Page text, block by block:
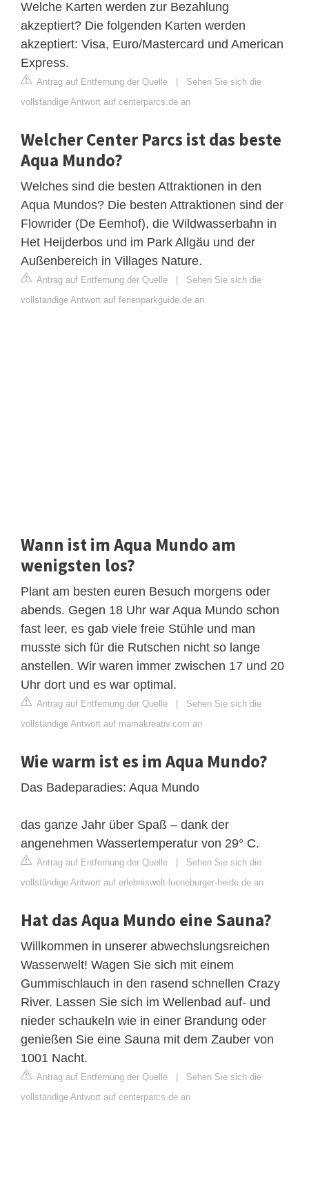
Welche Karten werden zur Bezahlung
akzeptiert? Die folgenden Karten werden
akzeptiert: Visa, Euro/Mastercard und American
Express.
Antrag auf Entfernung der Quelle | Sehen Sie sich die
vollständige Antwort auf centerparcs.de an
Welcher Center Parcs ist das beste
Aqua Mundo?
Welches sind die besten Attraktionen in den
Aqua Mundos? Die besten Attraktionen sind der
Flowrider (De Eemhof), die Wildwasserbahn in
Het Heijderbos und im Park Allgäu und der
Außenbereich in Villages Nature.
Antrag auf Entfernung der Quelle | Sehen Sie sich die
vollständige Antwort auf ferienparkguide.de an
Wann ist im Aqua Mundo am
wenigsten los?
Plant am besten euren Besuch morgens oder
abends. Gegen 18 Uhr war Aqua Mundo schon
fast leer, es gab viele freie Stühle und man
musste sich für die Rutschen nicht so lange
anstellen. Wir waren immer zwischen 17 und 20
Uhr dort und es war optimal.
Antrag auf Entfernung der Quelle | Sehen Sie sich die
vollständige Antwort auf mamakreativ.com an
Wie warm ist es im Aqua Mundo?
Das Badeparadies: Aqua Mundo
das ganze Jahr über Spaß – dank der
angenehmen Wassertemperatur von 29° C.
Antrag auf Entfernung der Quelle | Sehen Sie sich die
vollständige Antwort auf erlebniswelt-lueneburger-heide.de an
Hat das Aqua Mundo eine Sauna?
Willkommen in unserer abwechslungsreichen
Wasserwelt! Wagen Sie sich mit einem
Gummischlauch in den rasend schnellen Crazy
River. Lassen Sie sich im Wellenbad auf- und
nieder schaukeln wie in einer Brandung oder
genießen Sie eine Sauna mit dem Zauber von
1001 Nacht.
Antrag auf Entfernung der Quelle | Sehen Sie sich die
vollständige Antwort auf centerparcs.de an